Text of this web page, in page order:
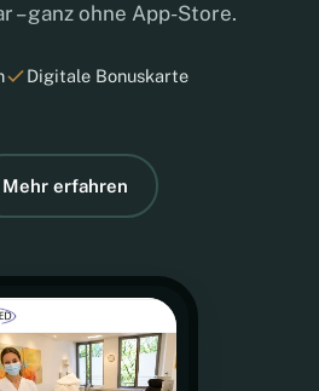
– ganz ohne App-Store.
Digitale Bonuskarte
Mehr erfahren